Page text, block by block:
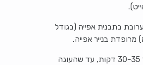
בתבנית אפייה (בגודל
נאפה במשך 30-35 דקות, עד שהעוגה